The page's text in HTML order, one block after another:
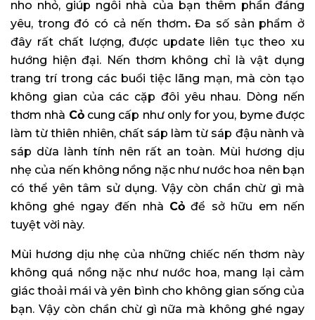
nho nhỏ, giúp ngôi nhà của bạn thêm phần đáng
yêu, trong đó có cả nến thơm.Đa số sản phẩm ở
đây rất chất lượng, được update liên tục theo xu
hướng hiện đại. Nến thơm không chỉ là vật dụng
trang trí trong các buổi tiệc lãng mạn, mà còn tạo
không gian của các cặp đôi yêu nhau. Dòng nến
thơm nhà Cỏcung cấp như only for you, byme được
làm từ thiên nhiên, chất sáp làm từ sáp đậu nành và
sáp dừa lành tính nên rất an toàn. Mùi hương dịu
nhẹ của nến không nồng nặc như nước hoa nên bạn
có thể yên tâm sử dụng. Vậy còn chần chừ gì mà
không ghé ngay đến nhà Cỏ để sở hữu em nến
tuyệt vời này.
Mùi hương dịu nhẹ của những chiếc nến thơm này
không quá nồng nặc như nước hoa, mang lại cảm
giác thoải mái và yên bình cho không gian sống của
bạn. Vậy còn chần chừ gì nữa mà không ghé ngay